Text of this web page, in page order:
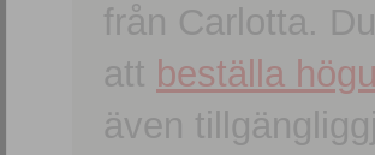
från Carlotta.
att beställa
även